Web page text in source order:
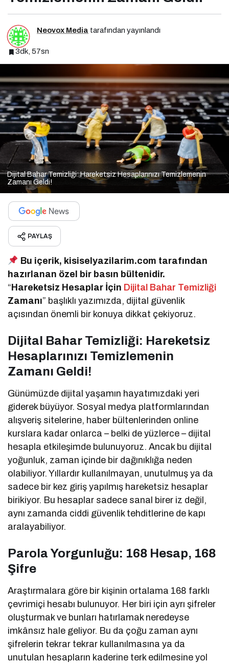
Neovox Media tarafından yayınlandı
3dk, 57sn
Dijital Bahar Temizliği: Hareketsiz Hesaplarınızı Temizlemenin
Zamanı Geldi!
PAYLAŞ
Bu içerik, kisiselyazilarim.com tarafından
hazırlanan özel bir basın bültenidir.
“Hareketsiz Hesaplar İçin Dijital Bahar Temizliği
Zamanı” başlıklı yazımızda, dijital güvenlik
açısından önemli bir konuya dikkat çekiyoruz.
Dijital Bahar Temizliği: Hareketsiz
Hesaplarınızı Temizlemenin
Zamanı Geldi!
Günümüzde dijital yaşamın hayatımızdaki yeri
giderek büyüyor. Sosyal medya platformlarından
alışveriş sitelerine, haber bültenlerinden online
kurslara kadar onlarca – belki de yüzlerce – dijital
hesapla etkileşimde bulunuyoruz. Ancak bu dijital
yoğunluk, zaman içinde bir dağınıklığa neden
olabiliyor. Yıllardır kullanılmayan, unutulmuş ya da
sadece bir kez giriş yapılmış hareketsiz hesaplar
birikiyor. Bu hesaplar sadece sanal birer iz değil,
aynı zamanda ciddi güvenlik tehditlerine de kapı
aralayabiliyor.
Parola Yorgunluğu: 168 Hesap, 168
Şifre
Araştırmalara göre bir kişinin ortalama 168 farklı
çevrimiçi hesabı bulunuyor. Her biri için ayrı şifreler
oluşturmak ve bunları hatırlamak neredeyse
imkânsız hale geliyor. Bu da çoğu zaman aynı
şifrelerin tekrar tekrar kullanılmasına ya da
unutulan hesapların kaderine terk edilmesine yol